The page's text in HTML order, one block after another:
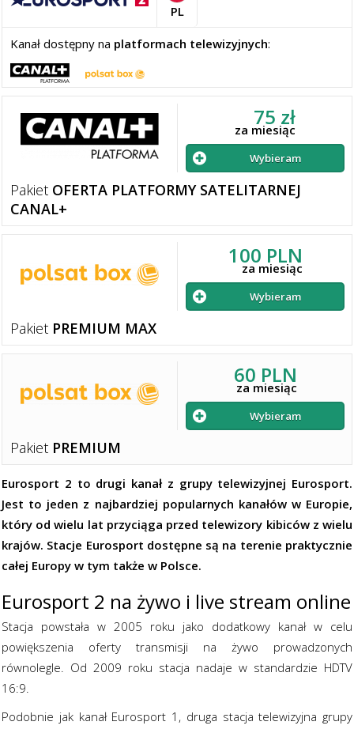
PL
Kanał dostępny na platformach telewizyjnych:
Pakiet OFERTA PLATFORMY SATELITARNEJ
CANAL+
75 zł
za miesiąc
Wybieram
Pakiet PREMIUM MAX
100 PLN
za miesiąc
Wybieram
Pakiet PREMIUM
60 PLN
za miesiąc
Wybieram
Eurosport 2 to drugi kanał z grupy telewizyjnej Eurosport.
Jest to jeden z najbardziej popularnych kanałów w Europie,
który od wielu lat przyciąga przed telewizory kibiców z wielu
krajów. Stacje Eurosport dostępne są na terenie praktycznie
całej Europy w tym także w Polsce.
Eurosport 2 na żywo i live stream online
Stacja powstała w 2005 roku jako dodatkowy kanał w celu
powiększenia oferty transmisji na żywo prowadzonych
równolegle. Od 2009 roku stacja nadaje w standardzie HDTV
16:9.
Podobnie jak kanał Eurosport 1, druga stacja telewizyjna grupy